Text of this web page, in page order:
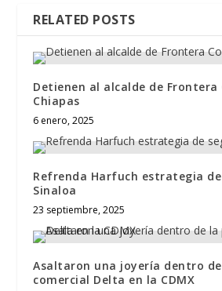
RELATED POSTS
Detienen al alcalde de Frontera
Chiapas
6 enero, 2025
Refrenda Harfuch estrategia
Sinaloa
23 septiembre, 2025
Asaltaron una joyería dentro
comercial Delta en la CDMX